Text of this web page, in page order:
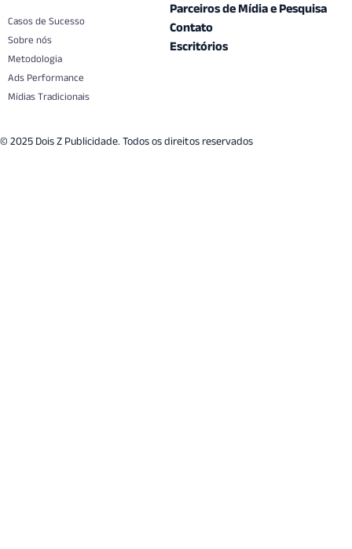
Casos de Sucesso
Sobre nós
Metodologia
Ads Performance
Mídias Tradicionais
Parceiros de Mídia e Pesquisa
Contato
Escritórios
© 2025 Dois Z Publicidade. Todos os direitos reservados